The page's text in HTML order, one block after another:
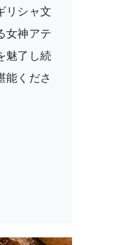
リシャ文
女神アテ
魅了し続
能くださ